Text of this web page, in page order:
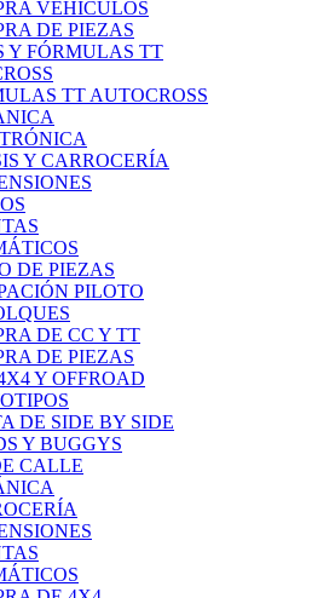
VEHÍCULOS
DE PIEZAS
Y FÓRMULAS TT
TT AUTOCROSS
Y CARROCERÍA
DE PIEZAS
PILOTO
DE CC Y TT
DE PIEZAS
Y OFFROAD
DE SIDE BY SIDE
Y BUGGYS
CALLE